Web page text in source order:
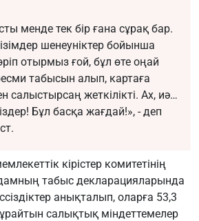
менде тек бір ғана сұрақ бар.
шенеуніктер бойынша
отырмыз ғой, бұл өте оңай
табысын алып, картаға
салыстырсаң жеткілікті. Ах, иә…
Бұл басқа жағдай!», - деп
кірістер комитетінің
табыс декларацияларында
анықталып, оларға 53,3
салықтық міндеттемелер